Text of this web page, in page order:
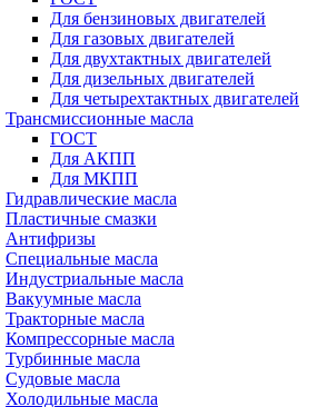
Для бензиновых двигателей
Для газовых двигателей
Для двухтактных двигателей
Для дизельных двигателей
Для четырехтактных двигателей
Трансмиссионные масла
ГОСТ
Для АКПП
Для МКПП
Гидравлические масла
Пластичные смазки
Антифризы
Специальные масла
Индустриальные масла
Вакуумные масла
Тракторные масла
Компрессорные масла
Турбинные масла
Судовые масла
Холодильные масла